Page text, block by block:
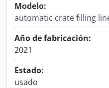
Modelo:
automatic crate filling
Año de fabricación:
2021
Estado:
usado